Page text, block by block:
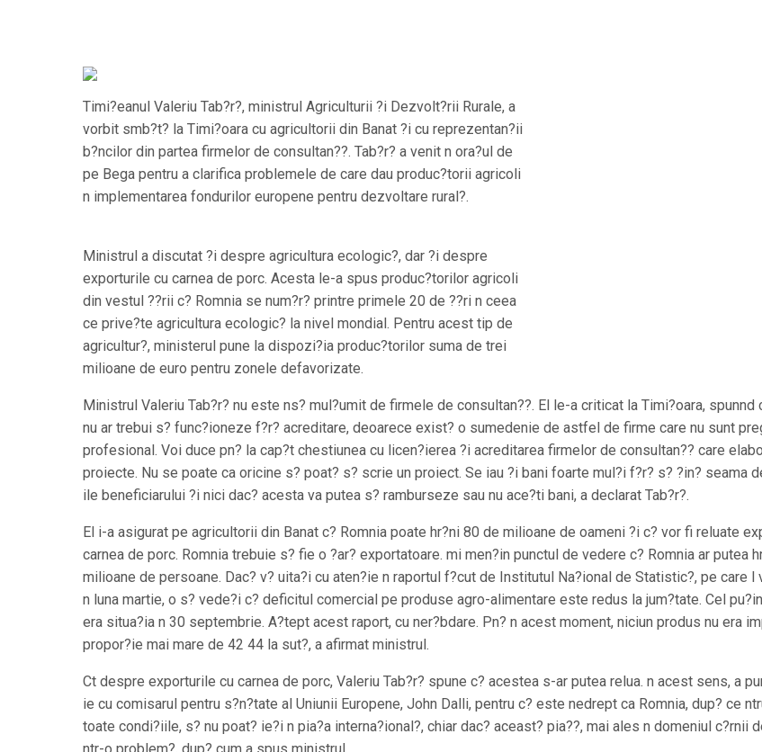
Timi?eanul Valeriu Tab?r?, ministrul Agriculturii ?i Dezvolt?rii Rurale, a
vorbit smb?t? la Timi?oara cu agricultorii din Banat ?i cu reprezentan?ii
b?ncilor din partea firmelor de consultan??. Tab?r? a venit n ora?ul de
pe Bega pentru a clarifica problemele de care dau produc?torii agricoli
n implementarea fondurilor europene pentru dezvoltare rural?.
Ministrul a discutat ?i despre agricultura ecologic?, dar ?i despre
exporturile cu carnea de porc. Acesta le-a spus produc?torilor agricoli
din vestul ??rii c? Romnia se num?r? printre primele 20 de ??ri n ceea
ce prive?te agricultura ecologic? la nivel mondial. Pentru acest tip de
agricultur?, ministerul pune la dispozi?ia produc?torilor suma de trei
milioane de euro pentru zonele defavorizate.
Ministrul Valeriu Tab?r? nu este ns? mul?umit de firmele de consultan??. El le-a criticat la Timi?oara, spunnd
nu ar trebui s? func?ioneze f?r? acreditare, deoarece exist? o sumedenie de astfel de firme care nu sunt
profesional. Voi duce pn? la cap?t chestiunea cu licen?ierea ?i acreditarea firmelor de consultan?? care
proiecte. Nu se poate ca oricine s? poat? s? scrie un proiect. Se iau ?i bani foarte mul?i f?r? s? ?in? seama
ile beneficiarului ?i nici dac? acesta va putea s? ramburseze sau nu ace?ti bani, a declarat Tab?r?.
El i-a asigurat pe agricultorii din Banat c? Romnia poate hr?ni 80 de milioane de oameni ?i c? vor fi reluate
carnea de porc. Romnia trebuie s? fie o ?ar? exportatoare. mi men?in punctul de vedere c? Romnia ar putea
milioane de persoane. Dac? v? uita?i cu aten?ie n raportul f?cut de Institutul Na?ional de Statistic?, pe care l
n luna martie, o s? vede?i c? deficitul comercial pe produse agro-alimentare este redus la jum?tate. Cel
era situa?ia n 30 septembrie. A?tept acest raport, cu ner?bdare. Pn? n acest moment, niciun produs nu era
propor?ie mai mare de 42 44 la sut?, a afirmat ministrul.
Ct despre exporturile cu carnea de porc, Valeriu Tab?r? spune c? acestea s-ar putea relua. n acest sens, a
ie cu comisarul pentru s?n?tate al Uniunii Europene, John Dalli, pentru c? este nedrept ca Romnia, dup? ce
toate condi?iile, s? nu poat? ie?i n pia?a interna?ional?, chiar dac? aceast? pia??, mai ales n domeniul c?rnii